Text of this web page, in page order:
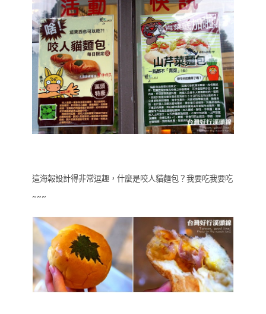
這海報設計得非常逗趣，什麼是咬人貓麵包？我要吃我要吃
~~~